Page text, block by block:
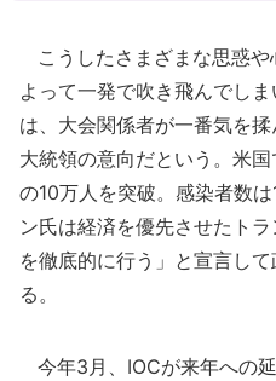
こうしたさまざまな思惑や
よって一発で吹き飛んでし
は、大会関係者が一番気を
大統領の意向だという。米
の10万人を突破。感染者数
ン氏は経済を優先させたト
を徹底的に行う」と宣言し
る。
今年3月、IOCが来年への